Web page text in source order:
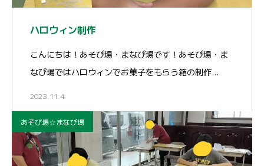
ハロウィン制作
こんにちは！あそび場・まなび場です！あそび場・ま
なび場ではハロウィンでお菓子をもらう箱の制作…
2023.11.4
あそび場☆まなび場